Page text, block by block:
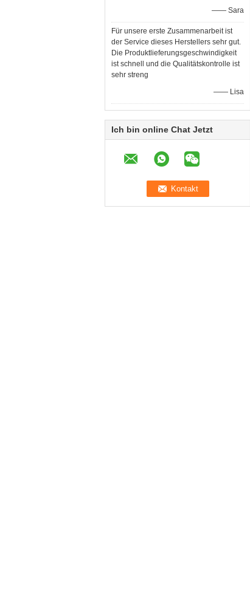
—— Sara
Für unsere erste Zusammenarbeit ist
der Service dieses Herstellers sehr gut.
Die Produktlieferungsgeschwindigkeit
ist schnell und die Qualitätskontrolle ist
sehr streng
—— Lisa
Ich bin online Chat Jetzt